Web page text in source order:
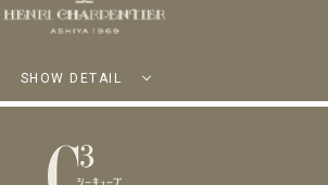
SHOW DETAIL